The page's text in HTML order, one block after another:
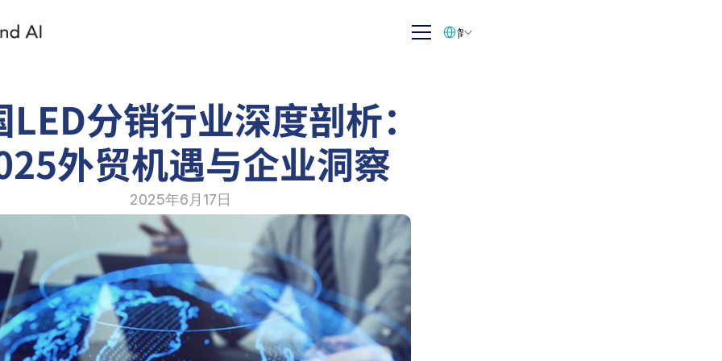
分销行业深度剖析：
外贸机遇与企业洞察
2025年6月17日
简体中文